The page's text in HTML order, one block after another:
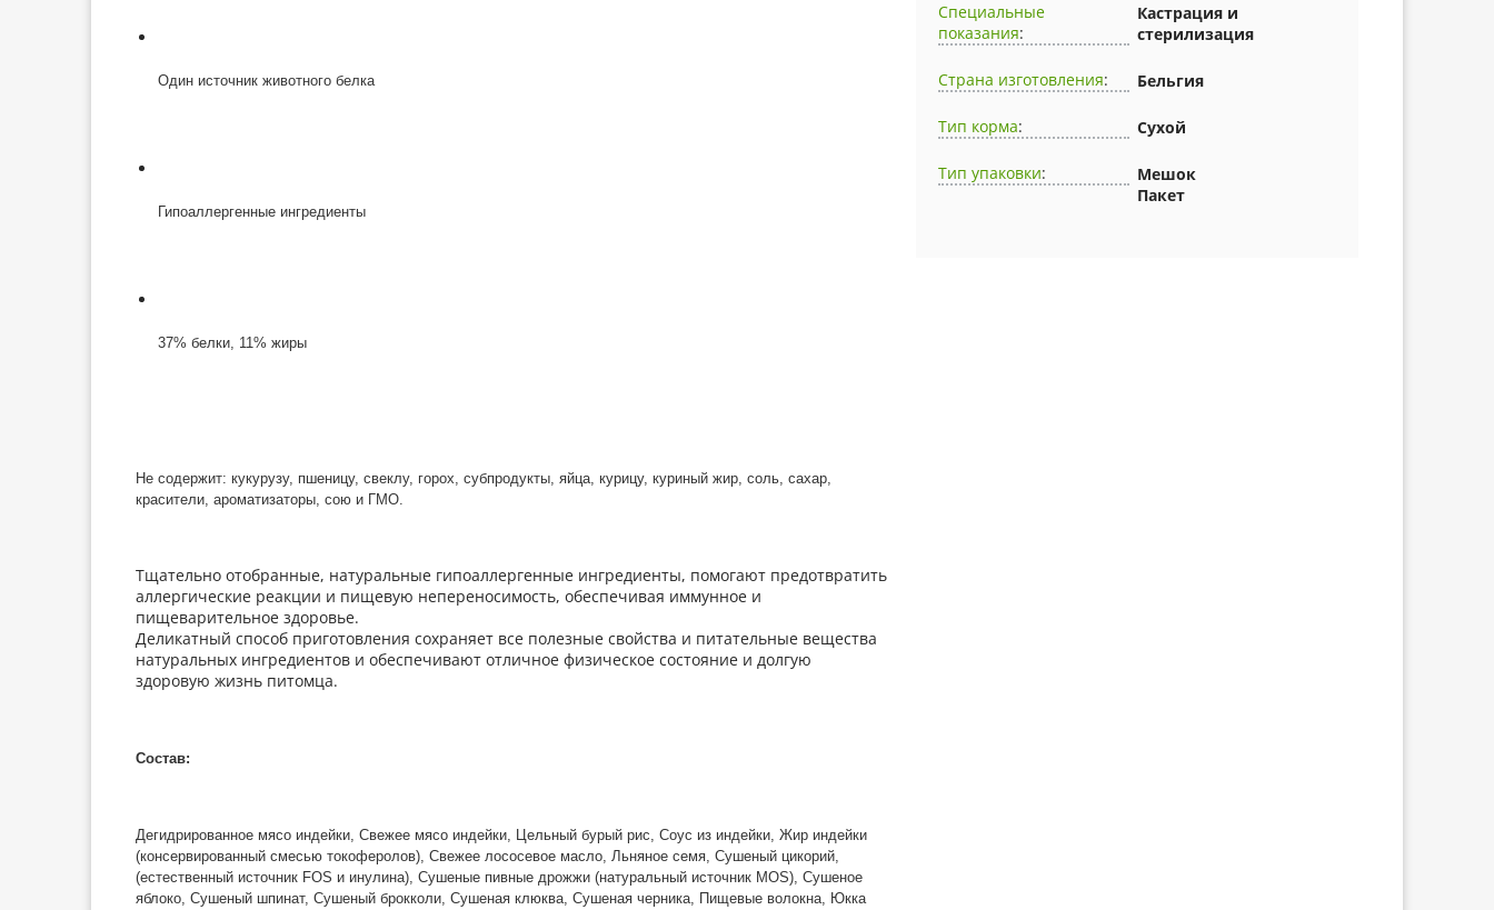
Один источник животного белка
Гипоаллергенные ингредиенты
37% белки, 11% жиры
Не содержит: кукурузу, пшеницу, свеклу, горох, субпродукты, яйца, курицу, куриный жир, соль, сахар,
красители, ароматизаторы, сою и ГМО.
Тщательно отобранные, натуральные гипоаллергенные ингредиенты, помогают предотвратить
аллергические реакции и пищевую непереносимость, обеспечивая иммунное и
пищеварительное здоровье.
Деликатный способ приготовления сохраняет все полезные свойства и питательные вещества
натуральных ингредиентов и обеспечивают отличное физическое состояние и долгую
здоровую жизнь питомца.
Состав:
Дегидрированное мясо индейки, Свежее мясо индейки, Цельный бурый рис, Соус из индейки, Жир индейки
(консервированный смесью токоферолов), Свежее лососевое масло, Льняное семя, Сушеный цикорий,
(естественный источник FOS и инулина), Сушеные пивные дрожжи (натуральный источник MOS), Сушеное
яблоко, Сушеный шпинат, Сушеный брокколи, Сушеная клюква, Сушеная черника, Пищевые волокна, Юкка
Специальные
показания:
Кастрация и
стерилизация
Страна изготовления: Бельгия
Тип корма: Сухой
Тип упаковки:
Мешок
Пакет